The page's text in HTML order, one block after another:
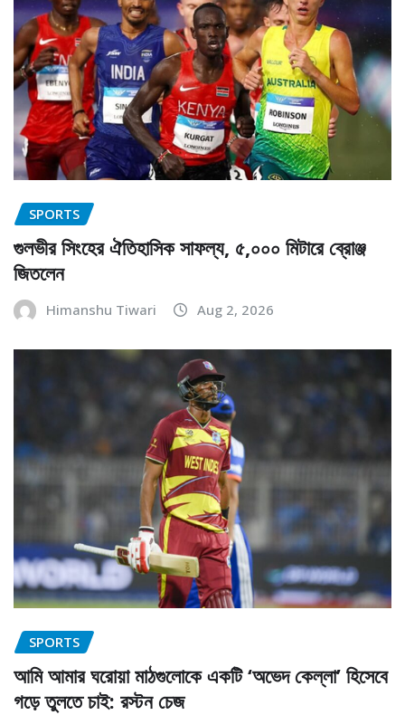
SPORTS
গুলভীর সিংহের ঐতিহাসিক সাফল্য, ৫,০০০ মিটারে ব্রোঞ্জ
জিতলেন
Himanshu Tiwari Aug 2, 2026
SPORTS
আমি আমার ঘরোয়া মাঠগুলোকে একটি ‘অভেদ কেল্লা’ হিসেবে
গড়ে তুলতে চাই: রস্টন চেজ